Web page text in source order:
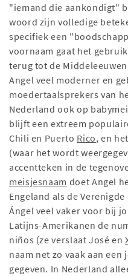
"iemand die aankondigt"
woord zijn volledige
specifiek een
voornaam gaat het
terug tot de
Angel veel moderner en
moedertaalsprekers van
Nederland ook op
blijft een extreem
Chili en Puerto Rico, en
(waar het wordt
accentteken in de
meisjesnaam doet Angel
Engeland als de
Ángel veel vaker voor bij
Latijns-Amerikanen de
niños (ze verslaat José en
naam net zo vaak aan een
gegeven. In Nederland